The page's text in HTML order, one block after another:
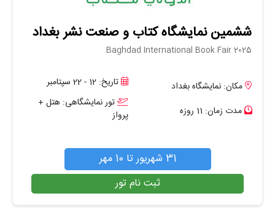
ششمین نمایشگاه کتاب و صنعت نشر بغداد
Baghdad International Book Fair 2025
مکان: نمایشگاه بغداد
مدت زمان: 11 روزه
تاریخ: 12 - 22 سپتامبر
تور نمایشگاهی: هتل +
پرواز
31 شهریور تا 10 مهر
ثبت نام تور